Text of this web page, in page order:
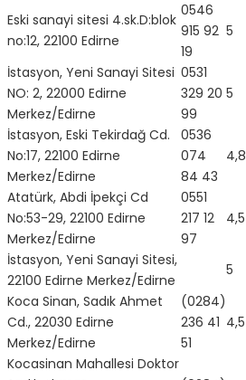
Eski sanayi sitesi 4.sk.D:blok
no:12, 22100 Edirne
0546
915 92
19
5
İstasyon, Yeni Sanayi Sitesi
NO: 2, 22000 Edirne
Merkez/Edirne
0531
329 20
99
5
İstasyon, Eski Tekirdağ Cd.
No:17, 22100 Edirne
Merkez/Edirne
0536
074
84 43
4,8
Atatürk, Abdi İpekçi Cd
No:53-29, 22100 Edirne
Merkez/Edirne
0551
217 12
97
4,5
İstasyon, Yeni Sanayi Sitesi,
22100 Edirne Merkez/Edirne
5
Koca Sinan, Sadık Ahmet
Cd., 22030 Edirne
Merkez/Edirne
(0284)
236 41
51
4,5
Kocasinan Mahallesi Doktor